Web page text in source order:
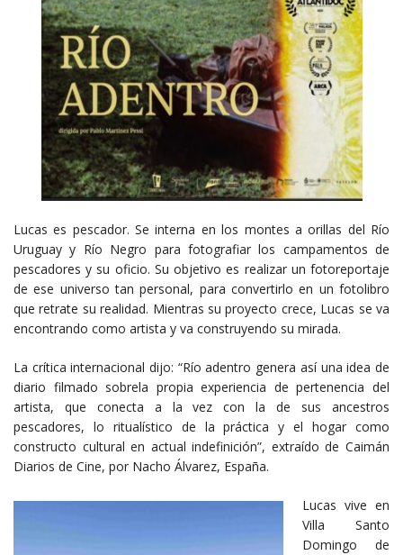
Lucas es pescador. Se interna en los montes a orillas del Río
Uruguay y Río Negro para fotografiar los campamentos de
pescadores y su oficio. Su objetivo es realizar un fotoreportaje
de ese universo tan personal, para convertirlo en un fotolibro
que retrate su realidad. Mientras su proyecto crece, Lucas se va
encontrando como artista y va construyendo su mirada.
La crítica internacional dijo: “Río adentro genera así una idea de
diario filmado sobrela propia experiencia de pertenencia del
artista, que conecta a la vez con la de sus ancestros
pescadores, lo ritualístico de la práctica y el hogar como
constructo cultural en actual indefinición”, extraído de Caimán
Diarios de Cine, por Nacho Álvarez, España.
Lucas vive en
Villa Santo
Domingo de